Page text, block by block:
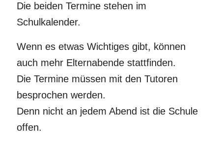
Die beiden Termine stehen im
Schulkalender.
Wenn es etwas Wichtiges gibt, können
auch mehr Elternabende stattfinden.
Die Termine müssen mit den Tutoren
besprochen werden.
Denn nicht an jedem Abend ist die Schule
offen.